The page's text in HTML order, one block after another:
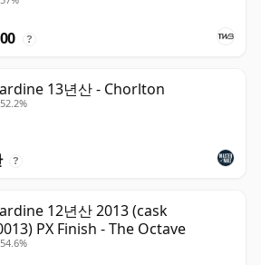
?
13년산 - Chorlton
?
12년산 2013 (cask
PX Finish - The Octave